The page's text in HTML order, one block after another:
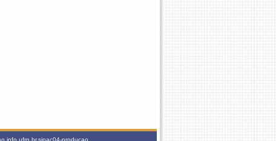
producao